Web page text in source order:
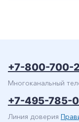
+7-800-700-
Многоканальный
+7-495-785-
Линия доверия